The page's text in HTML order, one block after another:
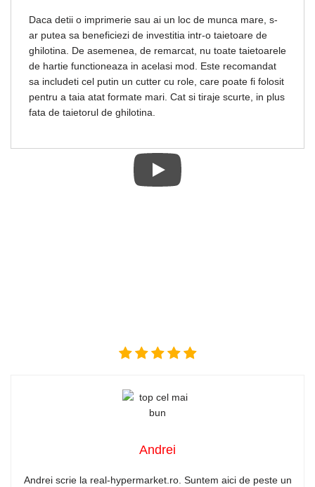
Daca detii o imprimerie sau ai un loc de munca mare, s-
ar putea sa beneficiezi de investitia intr-o taietoare de
ghilotina. De asemenea, de remarcat, nu toate taietoarele
de hartie functioneaza in acelasi mod. Este recomandat
sa includeti cel putin un cutter cu role, care poate fi folosit
pentru a taia atat formate mari. Cat si tiraje scurte, in plus
fata de taietorul de ghilotina.
Andrei
Andrei scrie la real-hypermarket.ro. Suntem aici de peste un